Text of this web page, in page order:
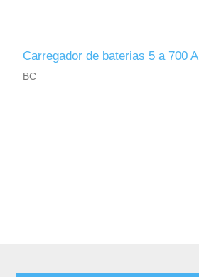
Carregador de baterias 5 a 700 A
BC